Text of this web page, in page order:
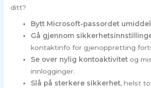
ditt?
Bytt Microsoft-passordet
Gå gjennom
kontaktinfo for gjenoppretting
Se over nylig kontoaktivitet og
innlogginger.
Slå på sterkere sikkerhet, helst